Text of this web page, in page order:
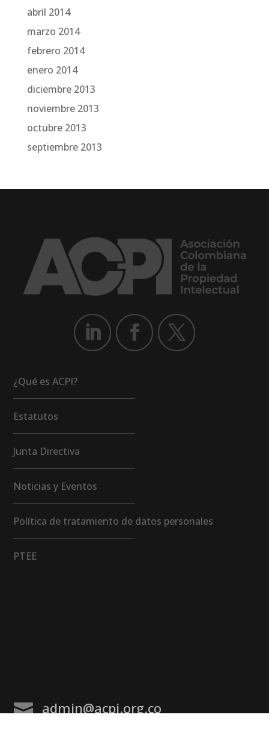
abril 2014
marzo 2014
febrero 2014
enero 2014
diciembre 2013
noviembre 2013
octubre 2013
septiembre 2013
¿Qué es ACPI?
Estatutos
Junta Directiva
Noticias y Eventos
Política de tratamiento de datos personales
PTEE
 admin@acpi.org.co